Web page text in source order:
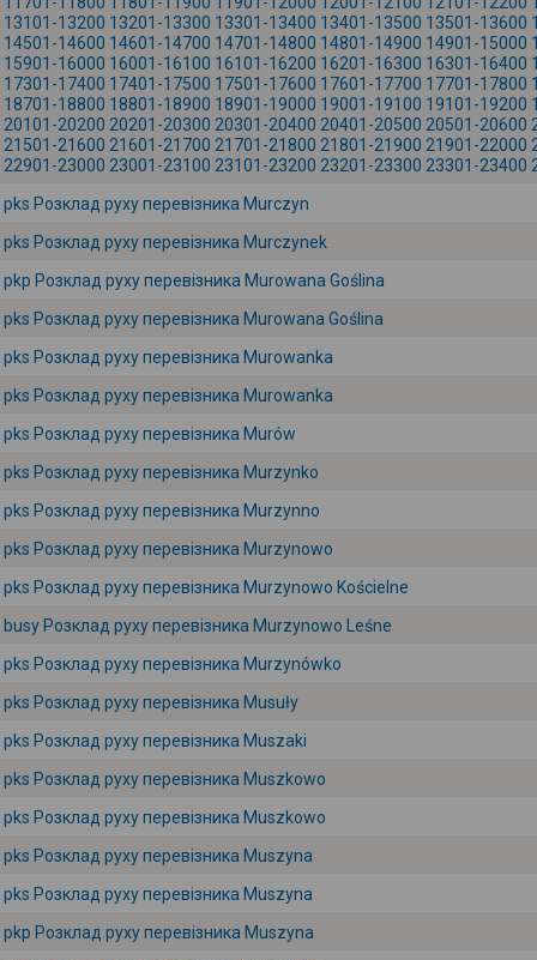
13101-13200 13201-13300 13301-13400 13401-13500 13501-13600
14501-14600 14601-14700 14701-14800 14801-14900 14901-15000
15901-16000 16001-16100 16101-16200 16201-16300 16301-16400
17301-17400 17401-17500 17501-17600 17601-17700 17701-17800
18701-18800 18801-18900 18901-19000 19001-19100 19101-19200
20101-20200 20201-20300 20301-20400 20401-20500 20501-20600
21501-21600 21601-21700 21701-21800 21801-21900 21901-22000
22901-23000 23001-23100 23101-23200 23201-23300 23301-23400
pks Розклад руху перевізника Murczyn
pks Розклад руху перевізника Murczynek
pkp Розклад руху перевізника Murowana Goślina
pks Розклад руху перевізника Murowana Goślina
pks Розклад руху перевізника Murowanka
pks Розклад руху перевізника Murowanka
pks Розклад руху перевізника Murów
pks Розклад руху перевізника Murzynko
pks Розклад руху перевізника Murzynno
pks Розклад руху перевізника Murzynowo
pks Розклад руху перевізника Murzynowo Kościelne
busy Розклад руху перевізника Murzynowo Leśne
pks Розклад руху перевізника Murzynówko
pks Розклад руху перевізника Musuły
pks Розклад руху перевізника Muszaki
pks Розклад руху перевізника Muszkowo
pks Розклад руху перевізника Muszkowo
pks Розклад руху перевізника Muszyna
pks Розклад руху перевізника Muszyna
pkp Розклад руху перевізника Muszyna